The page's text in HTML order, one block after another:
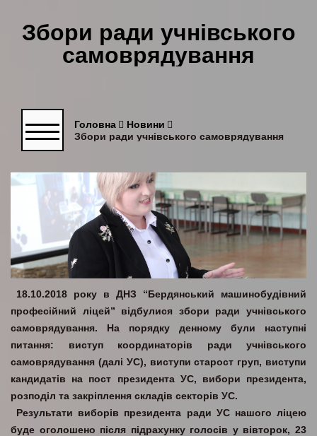
Збори ради учнівського
самоврядування
Головна
Новини
Збори ради учнівського самоврядування
18.10.2018 року в ДНЗ “Бердянський машинобудівний
професійний ліцей” відбулися збори ради учнівського
самоврядування. На порядку денному були наступні
питання: виступ координаторів ради учнівського
самоврядування (далі УС), виступи старост груп, виступи
кандидатів на пост президента УС, вибори президента,
розподіл та закріплення складів секторів УС.
Результати виборів президента ради УС нашого ліцею
буде оголошено після підрахунку голосів у вівторок, 23